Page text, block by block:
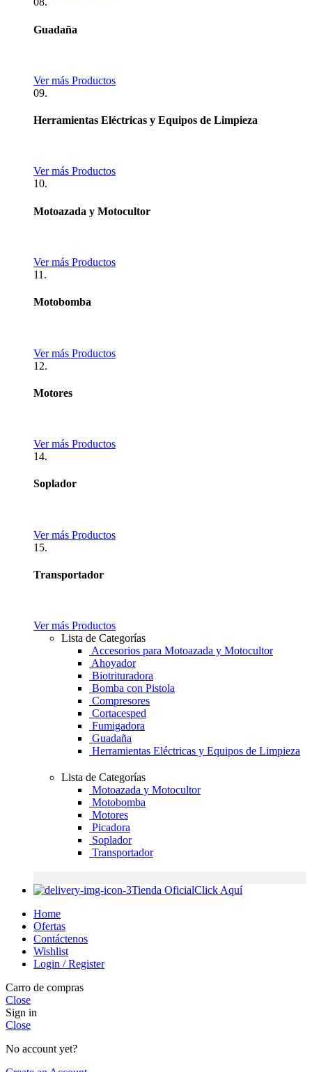
Guadaña
Ver más Productos
09.
Herramientas Eléctricas y Equipos de Limpieza
Ver más Productos
10.
Motoazada y Motocultor
Ver más Productos
11.
Motobomba
Ver más Productos
12.
Motores
Ver más Productos
14.
Soplador
Ver más Productos
15.
Transportador
Ver más Productos
Lista de Categorías
Accesorios para Motoazada y Motocultor
Ahoyador
Biotrituradora
Bomba con Pistola
Compresores
Cortacesped
Fumigadora
Guadaña
Herramientas Eléctricas y Equipos de Limpieza
Lista de Categorías
Motoazada y Motocultor
Motobomba
Motores
Picadora
Soplador
Transportador
Tienda OficialClick Aquí
Home
Ofertas
Contáctenos
Wishlist
Login / Register
Carro de compras
Close
Sign in
Close
No account yet?